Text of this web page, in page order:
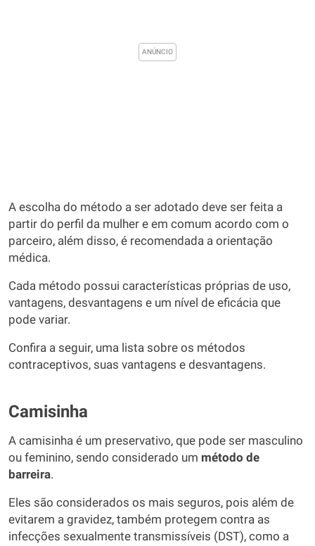
A escolha do método a ser adotado deve ser feita a
partir do perfil da mulher e em comum acordo com o
parceiro, além disso, é recomendada a orientação
médica.
Cada método possui características próprias de uso,
vantagens, desvantagens e um nível de eficácia que
pode variar.
Confira a seguir, uma lista sobre os métodos
contraceptivos, suas vantagens e desvantagens.
Camisinha
A camisinha é um preservativo, que pode ser masculino
ou feminino, sendo considerado um método de
barreira.
Eles são considerados os mais seguros, pois além de
evitarem a gravidez, também protegem contra as
infecções sexualmente transmissíveis (DST), como a